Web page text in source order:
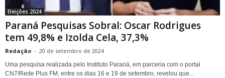
Eleições 2024
Paraná Pesquisas Sobral: Oscar Rodrigues
tem 49,8% e Izolda Cela, 37,3%
Redação - 20 de setembro de 2024
Uma pesquisa realizada pelo Instituto Paraná, em parceria com o portal
CN7/Rede Plus FM, entre os dias 16 e 19 de setembro, revelou que...